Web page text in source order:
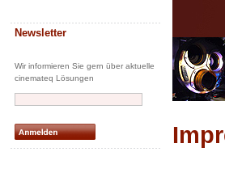
Newsletter
Wir informieren Sie gern über aktuelle
cinemateq Lösungen